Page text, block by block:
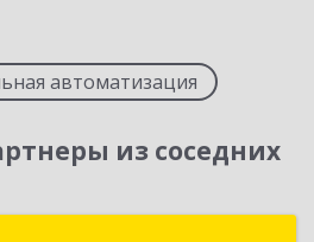
автоматизация
из соседних